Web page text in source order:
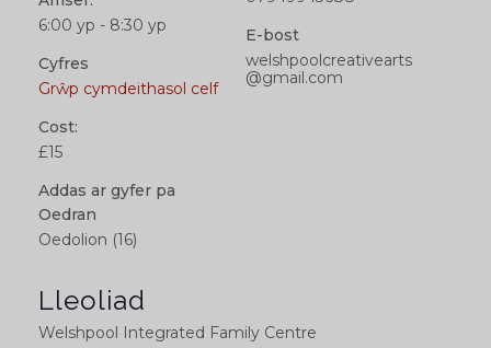
6:00 yp - 8:30 yp
Cyfres
Grŵp cymdeithasol celf
Cost:
£15
Addas ar gyfer pa
Oedran
Oedolion (16)
Lleoliad
Welshpool Integrated Family Centre
E-bost
welshpoolcreativearts
@gmail.com